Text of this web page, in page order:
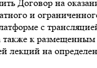
Договор на
и
с
к
лекций на